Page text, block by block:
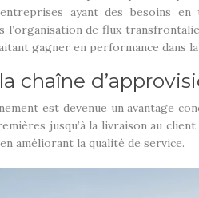
ayant des besoins
de flux
gagner en performance dans
chaîne
est devenue un
jusqu’à la livraison au
améliorant la qualité de service.